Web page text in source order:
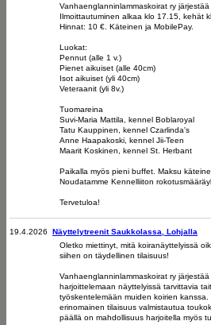
Vanhaenglanninlammaskoirat ry
Ilmoittautuminen alkaa klo 17.15, kehät
Hinnat: 10 €. Käteinen ja MobilePay.
Luokat:
Pennut (alle 1 v.)
Pienet aikuiset (alle 40cm)
Isot aikuiset (yli 40cm)
Veteraanit (yli 8v.)
Tuomareina
Suvi-Maria Mattila, kennel Boblaroyal
Tatu Kauppinen, kennel Czarlinda's
Anne Haapakoski, kennel Jii-Teen
Maarit Koskinen, kennel St. Herbant
Paikalla myös pieni buffet. Maksu
Noudatamme Kennelliiton
Tervetuloa!
19.4.2026
Näyttelytreenit Saukkolassa, Lohjalla
Oletko miettinyt, mitä koiranäyttelyissä
siihen on täydellinen tilaisuus!
Vanhaenglanninlammaskoirat ry
harjoittelemaan näyttelyissä tarvittavia
työskentelemään muiden koirien
erinomainen tilaisuus valmistautua
päällä on mahdollisuus harjoitella myös